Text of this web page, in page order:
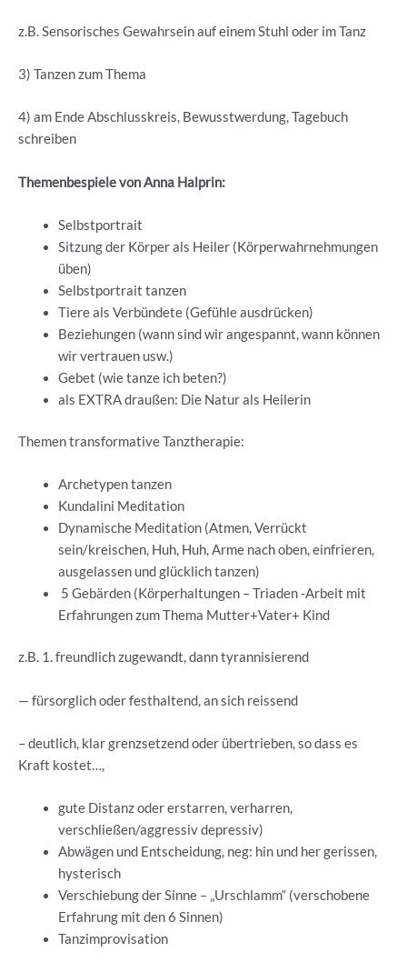
z.B. Sensorisches Gewahrsein auf einem Stuhl oder im Tanz
3) Tanzen zum Thema
4) am Ende Abschlusskreis, Bewusstwerdung, Tagebuch
schreiben
Themenbespiele von Anna Halprin:
Selbstportrait
Sitzung der Körper als Heiler (Körperwahrnehmungen
üben)
Selbstportrait tanzen
Tiere als Verbündete (Gefühle ausdrücken)
Beziehungen (wann sind wir angespannt, wann können
wir vertrauen usw.)
Gebet (wie tanze ich beten?)
als EXTRA draußen: Die Natur als Heilerin
Themen transformative Tanztherapie:
Archetypen tanzen
Kundalini Meditation
Dynamische Meditation (Atmen, Verrückt
sein/kreischen, Huh, Huh, Arme nach oben, einfrieren,
ausgelassen und glücklich tanzen)
5 Gebärden (Körperhaltungen – Triaden -Arbeit mit
Erfahrungen zum Thema Mutter+Vater+ Kind
z.B. 1. freundlich zugewandt, dann tyrannisierend
— fürsorglich oder festhaltend, an sich reissend
– deutlich, klar grenzsetzend oder übertrieben, so dass es
Kraft kostet…,
gute Distanz oder erstarren, verharren,
verschließen/aggressiv depressiv)
Abwägen und Entscheidung, neg: hin und her gerissen,
hysterisch
Verschiebung der Sinne – „Urschlamm“ (verschobene
Erfahrung mit den 6 Sinnen)
Tanzimprovisation